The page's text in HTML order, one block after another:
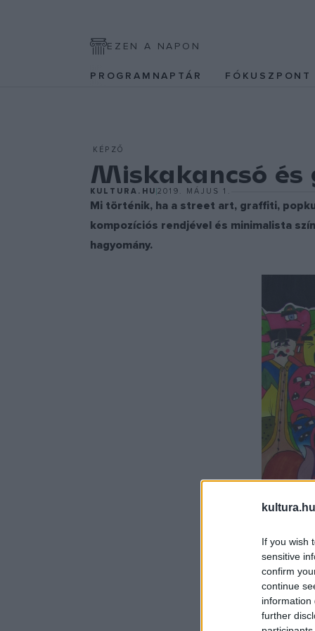
If you wish
sensitive
confirm
continue
information
further
EZEN A NAPON
PROGRAMNAPTÁR FÓKUSZPONT
KÉPZŐ
Miskakancsó
KULTURA.HU 2019. MÁJUS 1.
Mi történik, ha a street art, graffiti,
kompozíciós rendjével és minimalista
hagyomány.